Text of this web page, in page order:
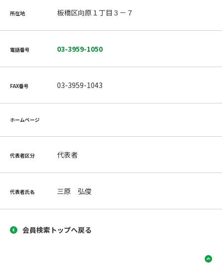
所在地 板橋区向原１丁目３－７
電話番号 03-3959-1050
FAX番号 03-3959-1043
ホームページ
代表者区分 代表者
代表者氏名 三原 弘俊
会員検索トップへ戻る